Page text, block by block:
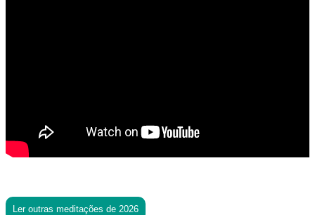
Ler outras meditações de 2026